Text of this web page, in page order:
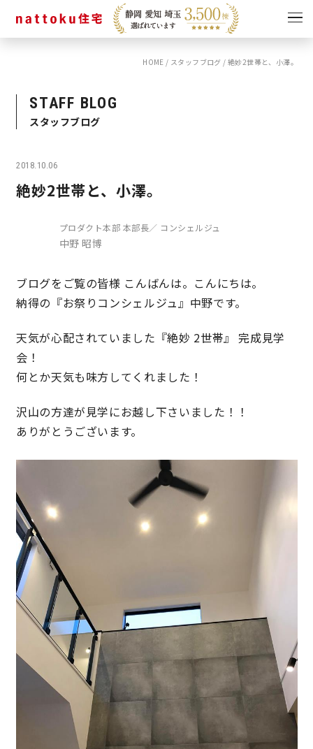
キャンペーン
ショールーム
スタッフブログ
タップで電話をかける
来店・見学予約
OWNER’S SITE オーナーズサイト
nattoku住宅 10のこだわり
理想の暮らしを引き出すデザイン力
家具まで標準仕様の空間コーディネート
身体に優しい自然素材の家
HOME / スタッフブログ / 絶妙2世帯と、小澤。
STAFF BLOG
スタッフブログ
2018.10.06
絶妙2世帯と、小澤。
プロダクト本部 本部長／ コンシェルジュ
中野 昭博
ブログをご覧の皆様 こんばんは。こんにちは。
納得の『お祭りコンシェルジュ』中野です。
天気が心配されていました『絶妙 2世帯』 完成見学
会！
何とか天気も味方してくれました！
沢山の方達が見学にお越し下さいました！！
ありがとうございます。